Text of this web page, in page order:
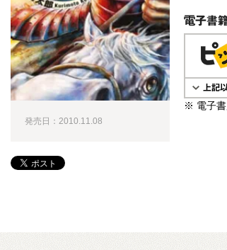
電子書籍
※ 電子書
発売日：2010.11.08